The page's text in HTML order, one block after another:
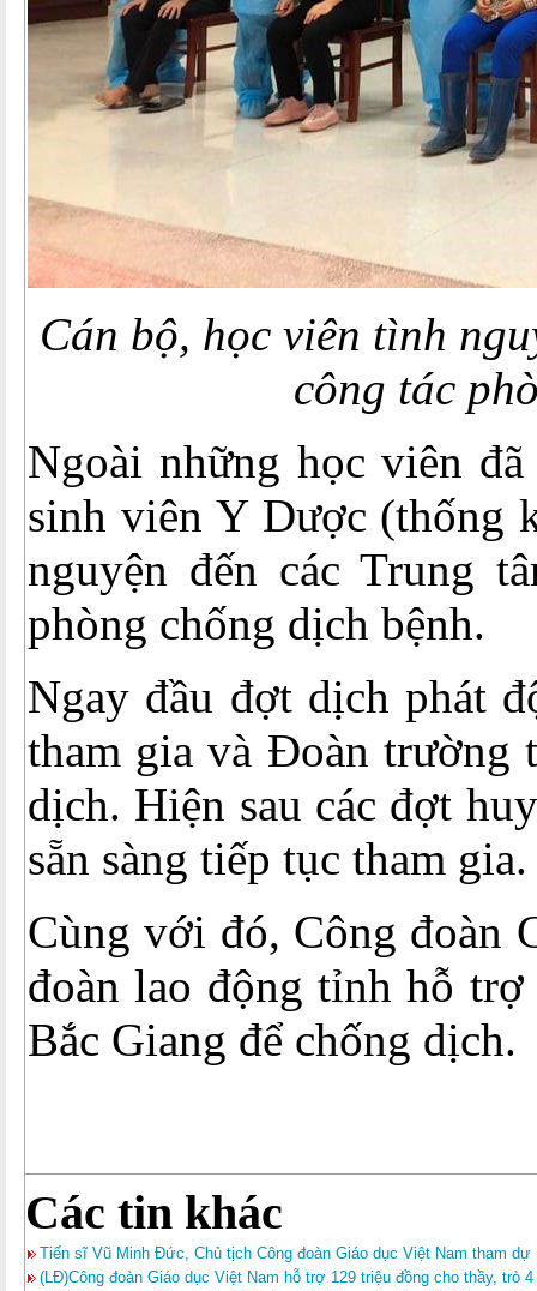
Cán bộ, học viên tình
công tác
Ngoài những học viên
sinh viên Y Dược (thống
nguyện đến các Trung
phòng chống dịch bệnh.
Ngay đầu đợt dịch phát
tham gia và Đoàn trường
dịch. Hiện sau các đợt
sẵn sàng tiếp tục tham gia.
Cùng với đó, Công đoàn
đoàn lao động tỉnh hỗ
Bắc Giang để chống dịch.
Các tin khác
Tiến sĩ Vũ Minh Đức, Chủ tịch Công đoàn Giáo dục Việt Nam tham
(LĐ)Công đoàn Giáo dục Việt Nam hỗ trợ 129 triệu đồng cho thầy, trò